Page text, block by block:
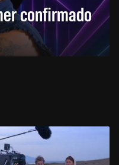
confirmado